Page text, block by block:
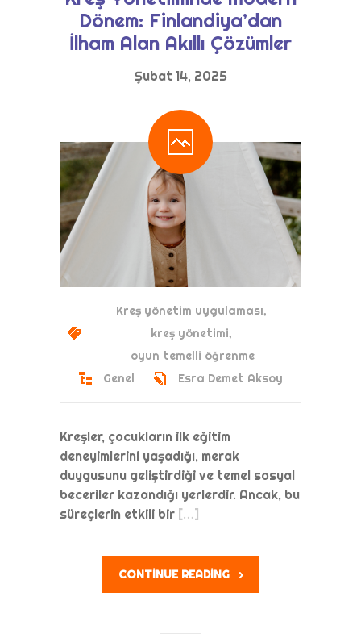
-- Okul/Öğretmen Destekleri
Eğitim Modeli
-- Tema Merkezli Öğrenme
-- Okuma-Yazma ve Matematik Etkinlikleri
-- Oyunlaştırılmış Öğrenme Modeli
-- Çevrimiçi Atölyeler
Paketler
Ücretsiz Demo
Yönetim Paneli
Dönem: Finlandiya’dan
İlham Alan Akıllı Çözümler
Şubat 14, 2025
Kreş yönetim uygulaması,
kreş yönetimi,
oyun temelli öğrenme
Genel
Esra Demet Aksoy
Kreşler, çocukların ilk eğitim
deneyimlerini yaşadığı, merak
duygusunu geliştirdiği ve temel sosyal
beceriler kazandığı yerlerdir. Ancak, bu
süreçlerin etkili bir […]
CONTINUE READING